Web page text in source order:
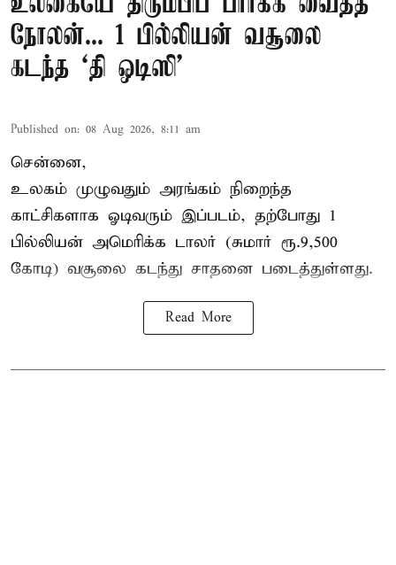
நோலன்... 1 பில்லியன் வசூலை
கடந்த ‘தி ஒடிஸி’
Published on: 08 Aug 2026, 8:11 am
சென்னை,
உலகம் முழுவதும் அரங்கம் நிறைந்த
காட்சிகளாக ஓடிவரும் இப்படம், தற்போது 1
பில்லியன் அமெரிக்க டாலர் (சுமார் ரூ.9,500
கோடி) வசூலை கடந்து சாதனை படைத்துள்ளது.
Read More